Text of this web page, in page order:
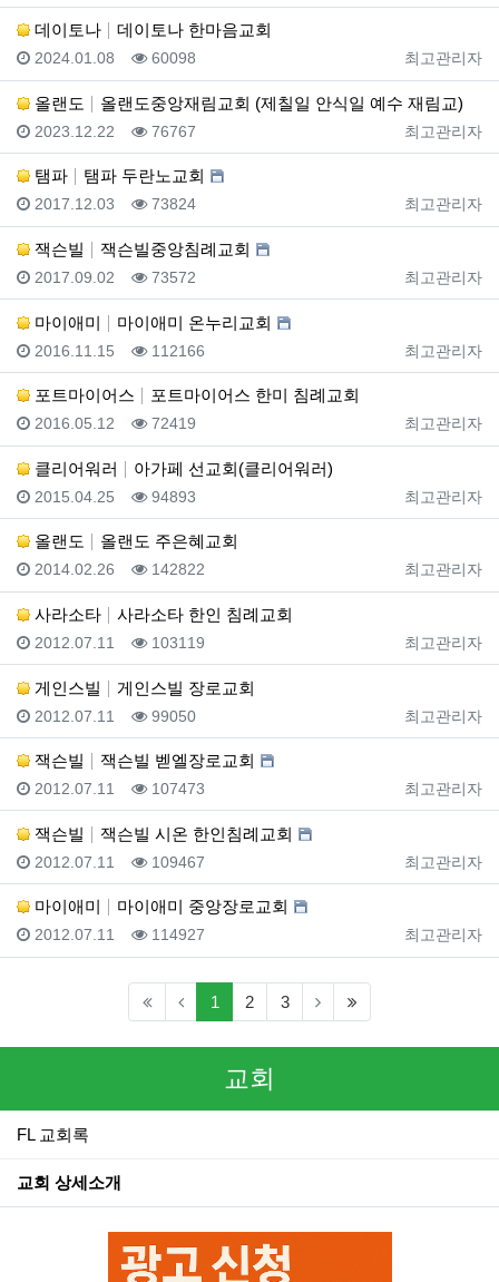
데이토나 데이토나 한마음교회
등록자
최고관리자
등록일
2024.01.08 조회
60098
올랜도 올랜도중앙재림교회 (제칠일 안식일 예수 재림교)
등록자
최고관리자
등록일
2023.12.22 조회
76767
탬파 탬파 두란노교회
등록자
최고관리자
등록일
2017.12.03 조회
73824
잭슨빌 잭슨빌중앙침례교회
등록자
최고관리자
등록일
2017.09.02 조회
73572
마이애미 마이애미 온누리교회
등록자
최고관리자
등록일
2016.11.15 조회
112166
포트마이어스 포트마이어스 한미 침례교회
등록자
최고관리자
등록일
2016.05.12 조회
72419
클리어워러 아가페 선교회(클리어워러)
등록자
최고관리자
등록일
2015.04.25 조회
94893
올랜도 올랜도 주은혜교회
등록자
최고관리자
등록일
2014.02.26 조회
142822
사라소타 사라소타 한인 침례교회
등록자
최고관리자
등록일
2012.07.11 조회
103119
게인스빌 게인스빌 장로교회
등록자
최고관리자
등록일
2012.07.11 조회
99050
잭슨빌 잭슨빌 벧엘장로교회
등록자
최고관리자
등록일
2012.07.11 조회
107473
잭슨빌 잭슨빌 시온 한인침례교회
등록자
최고관리자
등록일
2012.07.11 조회
109467
마이애미 마이애미 중앙장로교회
등록자
최고관리자
등록일
2012.07.11 조회
114927
1 (current)
2 3 (last)
교회
FL 교회록
교회 상세소개